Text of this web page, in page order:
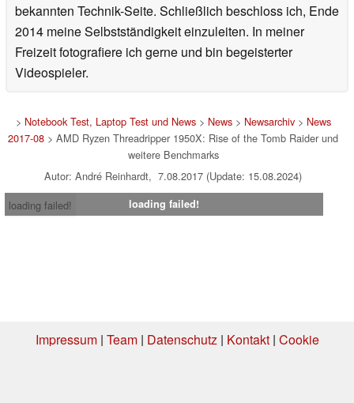
bekannten Technik-Seite. Schließlich beschloss ich, Ende
2014 meine Selbstständigkeit einzuleiten. In meiner
Freizeit fotografiere ich gerne und bin begeisterter
Videospieler.
> Notebook Test, Laptop Test und News> News> Newsarchiv> News
2017-08 > AMD Ryzen Threadripper 1950X: Rise of the Tomb Raider und
weitere Benchmarks
Autor: André Reinhardt, 7.08.2017 (Update: 15.08.2024)
loading failed!
loading failed!
Impressum| Team| Datenschutz| Kontakt| Cookie